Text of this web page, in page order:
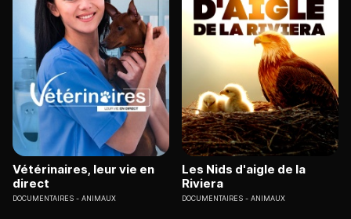
Vétérinaires, leur vie en
direct
DOCUMENTAIRES ANIMAUX
Les Nids d'aigle de la
Riviera
DOCUMENTAIRES ANIMAUX